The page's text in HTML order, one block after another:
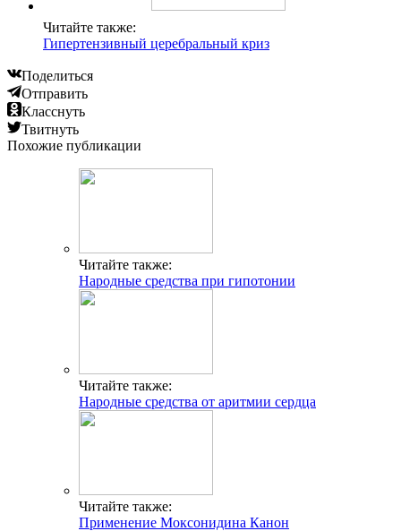
Читайте также:
Гипертензивный церебральный криз
Поделиться
Отправить
Класснуть
Твитнуть
Похожие публикации
Читайте также:
Народные средства при гипотонии
Читайте также:
Народные средства от аритмии сердца
Читайте также:
Применение Моксонидина Канон